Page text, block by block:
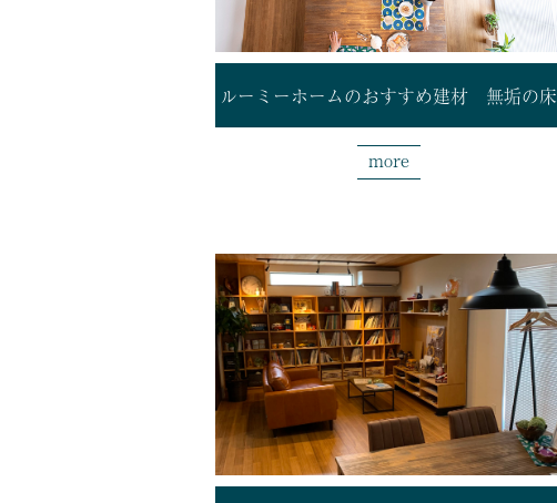
ルーミーホームのおすすめ建材 無垢の床
more